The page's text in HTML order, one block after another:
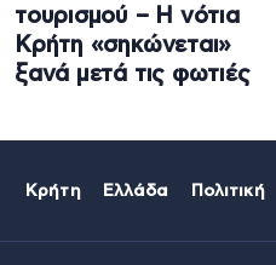
τουρισμού – Η νότια
Κρήτη «σηκώνεται»
ξανά μετά τις φωτιές
Κρήτη Ελλάδα Πολιτική